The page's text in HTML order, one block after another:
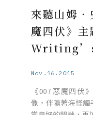
來聽山姆‧
魔四伏》
Nov.16.2015
《007 惡魔四伏
像，伴隨著海怪